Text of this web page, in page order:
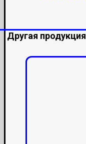
Другая продукция